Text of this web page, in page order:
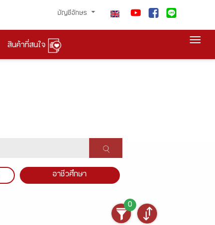
บัญชีอักษร
สินค้าที่สนใจ
อาชีวศึกษา
0